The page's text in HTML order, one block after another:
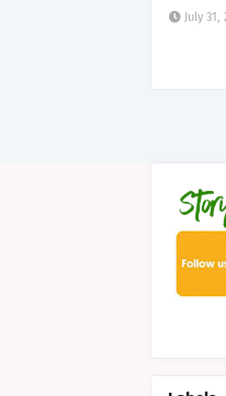
July 31,